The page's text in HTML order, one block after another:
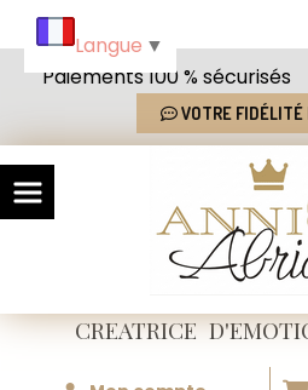
Paiements 100 %
VOTRE FIDÉLITÉ
CREATRICE
Langue ▼